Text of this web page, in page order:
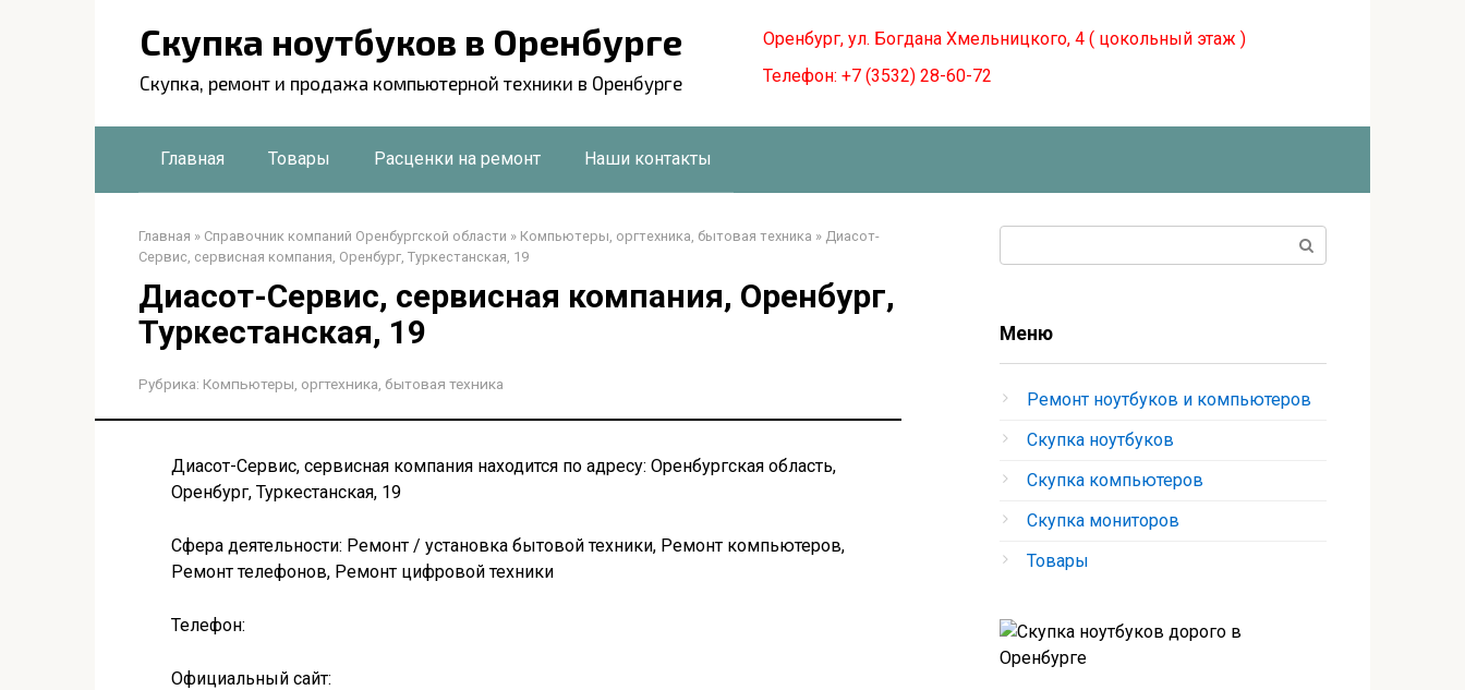
Скупка ноутбуков в Оренбурге
Скупка, ремонт и продажа компьютерной техники в Оренбурге
Оренбург, ул. Богдана Хмельницкого, 4 ( цокольный этаж )
Телефон: +7 (3532) 28-60-72
Главная Товары Расценки на ремонт Наши контакты
Главная » Справочник компаний Оренбургской области » Компьютеры, оргтехника, бытовая техника » Диасот-
Сервис, сервисная компания, Оренбург, Туркестанская, 19
Диасот-Сервис, сервисная компания, Оренбург,
Туркестанская, 19
Рубрика: Компьютеры, оргтехника, бытовая техника
Диасот-Сервис, сервисная компания находится по адресу: Оренбургская область,
Оренбург, Туркестанская, 19
Сфера деятельности: Ремонт / установка бытовой техники, Ремонт компьютеров,
Ремонт телефонов, Ремонт цифровой техники
Телефон:
Официальный сайт:
Меню
Ремонт ноутбуков и компьютеров
Скупка ноутбуков
Скупка компьютеров
Скупка мониторов
Товары